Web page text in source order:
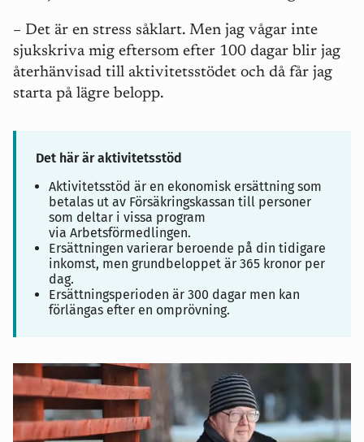
– Det är en stress såklart. Men jag vågar inte
sjukskriva mig eftersom efter 100 dagar blir jag
återhänvisad till aktivitetsstödet och då får jag
starta på lägre belopp.
Det här är aktivitetsstöd
Aktivitetsstöd är en ekonomisk ersättning som
betalas ut av Försäkringskassan till personer
som deltar i vissa program
via Arbetsförmedlingen.
Ersättningen varierar beroende på din tidigare
inkomst, men grundbeloppet är 365 kronor per
dag.
Ersättningsperioden är 300 dagar men kan
förlängas efter en omprövning.